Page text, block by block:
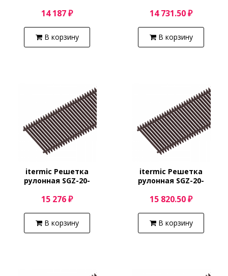
14 187 ₽
В корзину
14 731.50 ₽
В корзину
itermic Решетка
рулонная SGZ-20-
15 276 ₽
В корзину
itermic Решетка
рулонная SGZ-20-
15 820.50 ₽
В корзину